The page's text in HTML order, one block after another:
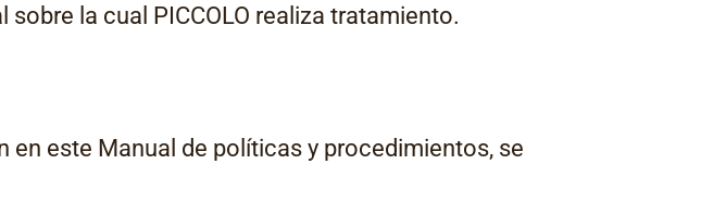
la cual PICCOLO realiza tratamiento.
este Manual de políticas y procedimientos, se